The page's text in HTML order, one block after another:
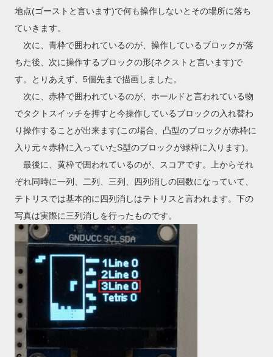
地点(ゴーストと言います)で何も操作しないとその場所に落ち
ていきます。
次に、青枠で囲われているのが、操作しているブロックが落
ちた後、次に操作するブロックの形(ネクストと言います)で
す。とりあえず、5個先まで描画しました。
次に、赤枠で囲われているのが、ホールドと言われている物
でタクトスイッチを押すと今操作しているブロックの入れ替わ
り操作することが出来ます(この場合、凸型のブロックが赤枠に
入り元々赤枠に入っていたS型のブロックが緑枠に入ります)。
最後に、黄枠で囲われているのが、スコアです。上からそれ
ぞれ同時に一列、二列、三列、四列消しの回数になっていて、
テトリスでは基本的に四列消しはテトリスと言われます。下の
写真は実際に三列消しを行ったものです。